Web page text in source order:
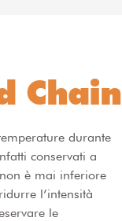
Chain
durante
conservati a
è mai inferiore
l’intensità
le